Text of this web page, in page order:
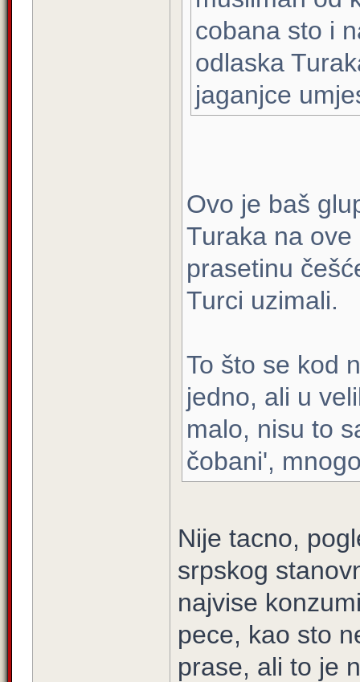
cobana sto i
odlaska
jaganjce
Ovo je baš
Turaka na
prasetinu
Turci uzimali.
To što se kod
jedno, ali u
malo, nisu to
čobani',
Nije tacno,
srpskog
najvise
pece, kao sto
prase, ali to je